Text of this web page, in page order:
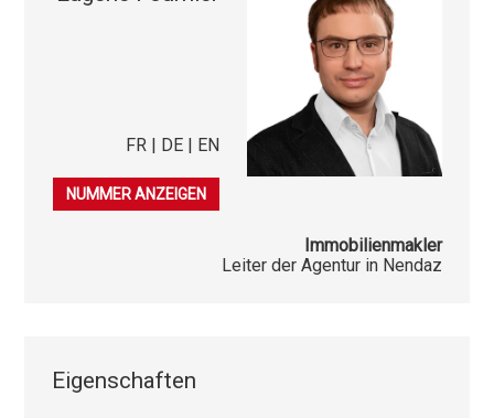
FR | DE | EN
027 288 11 22
NUMMER ANZEIGEN
Immobilienmakler
Leiter der Agentur in Nendaz
Eigenschaften